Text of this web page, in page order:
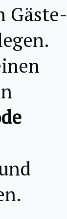
Gäste-